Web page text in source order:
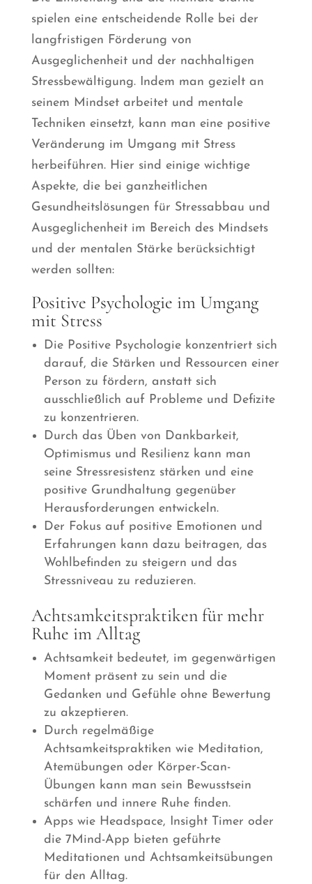
spielen eine entscheidende Rolle bei der
langfristigen Förderung von
Ausgeglichenheit und der nachhaltigen
Stressbewältigung. Indem man gezielt an
seinem Mindset arbeitet und mentale
Techniken einsetzt, kann man eine positive
Veränderung im Umgang mit Stress
herbeiführen. Hier sind einige wichtige
Aspekte, die bei ganzheitlichen
Gesundheitslösungen für Stressabbau und
Ausgeglichenheit im Bereich des Mindsets
und der mentalen Stärke berücksichtigt
werden sollten:
Positive Psychologie im Umgang
mit Stress
Die Positive Psychologie konzentriert sich
darauf, die Stärken und Ressourcen einer
Person zu fördern, anstatt sich
ausschließlich auf Probleme und Defizite
zu konzentrieren.
Durch das Üben von Dankbarkeit,
Optimismus und Resilienz kann man
seine Stressresistenz stärken und eine
positive Grundhaltung gegenüber
Herausforderungen entwickeln.
Der Fokus auf positive Emotionen und
Erfahrungen kann dazu beitragen, das
Wohlbefinden zu steigern und das
Stressniveau zu reduzieren.
Achtsamkeitspraktiken für mehr
Ruhe im Alltag
Achtsamkeit bedeutet, im gegenwärtigen
Moment präsent zu sein und die
Gedanken und Gefühle ohne Bewertung
zu akzeptieren.
Durch regelmäßige
Achtsamkeitspraktiken wie Meditation,
Atemübungen oder Körper-Scan-
Übungen kann man sein Bewusstsein
schärfen und innere Ruhe finden.
Apps wie Headspace, Insight Timer oder
die 7Mind-App bieten geführte
Meditationen und Achtsamkeitsübungen
für den Alltag.